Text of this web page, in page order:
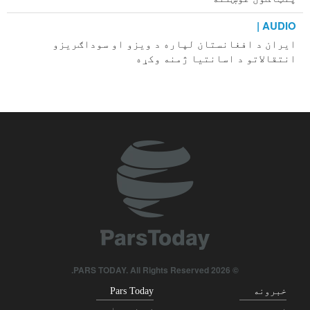
AUDIO |
ایران د افغانستان لپاره د ویزو او سوداګریزو
انتقالاتو د اسانتیا ژمنه وکړه
د افغانستان د نورستان چارواکو له سیلاب ځپلو سره د
بیړنیو مرستو غوښتنه کړې
فارن افیرز: امریکا باید له لویدیځې اسیا څخه ووځي
مصرف؛ ابعاد او پایلې
تحلیل | د سعودي عربستان دواړه خواوې تر بریدونو لاندې؛
«د مکې تړون» یوازې دوه ورځې دوام وکړ؟
© 2026 PARS TODAY. All Rights Reserved.
خبرونه Pars Today